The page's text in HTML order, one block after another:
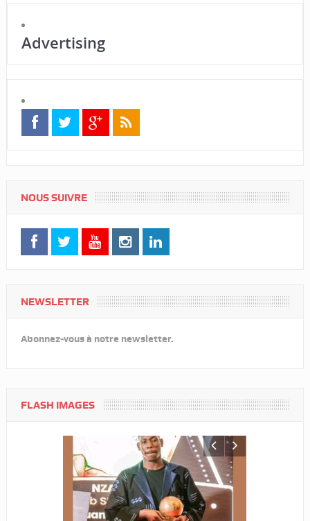
Advertising
NOUS SUIVRE
NEWSLETTER
Abonnez-vous à notre newsletter.
FLASH IMAGES